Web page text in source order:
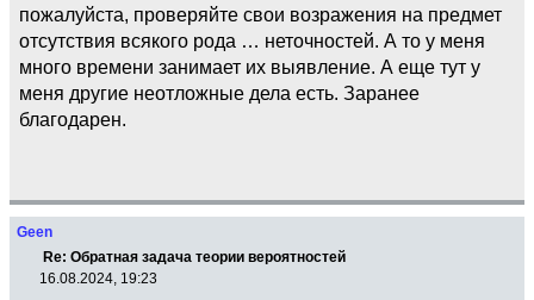
пожалуйста, проверяйте свои возражения на предмет
отсутствия всякого рода … неточностей. А то у меня
много времени занимает их выявление. А еще тут у
меня другие неотложные дела есть. Заранее
благодарен.
Geen
Re: Обратная задача теории вероятностей
16.08.2024, 19:23